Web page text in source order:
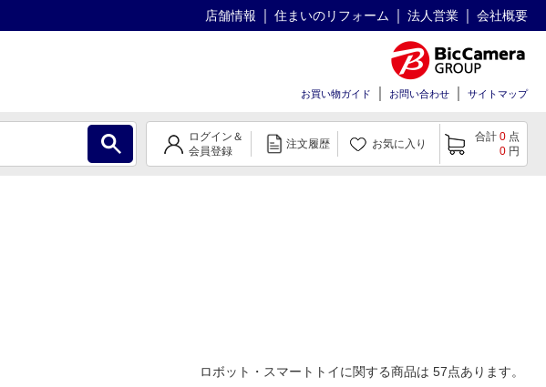
店舗情報 住まいのリフォーム 法人営業 会社概要
お買い物ガイド お問い合わせ サイトマップ
ログイン＆
会員登録
注文履歴 お気に入り
合計 0 点
0 円
ロボット・スマートトイに関する商品は 57点あります。